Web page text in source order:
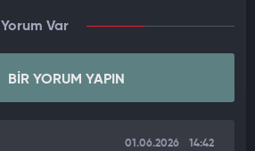
Var
BIR YORUM YAPIN
01.06.2026 14:42